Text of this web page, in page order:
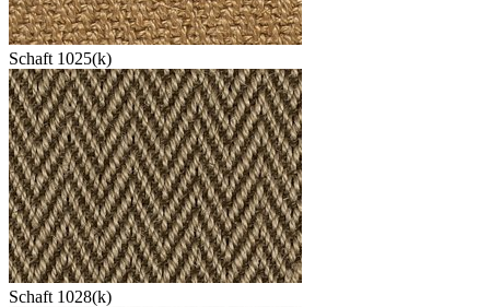
Schaft 1025(k)
Schaft 1028(k)